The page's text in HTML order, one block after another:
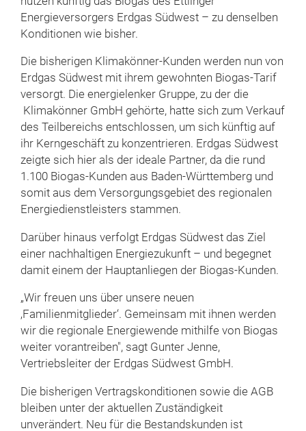
Energieversorgers Erdgas Südwest – zu denselben
Konditionen wie bisher.
Die bisherigen Klimakönner-Kunden werden nun von
Erdgas Südwest mit ihrem gewohnten Biogas-Tarif
versorgt. Die energielenker Gruppe, zu der die
Klimakönner GmbH gehörte, hatte sich zum Verkauf
des Teilbereichs entschlossen, um sich künftig auf
ihr Kerngeschäft zu konzentrieren. Erdgas Südwest
zeigte sich hier als der ideale Partner, da die rund
1.100 Biogas-Kunden aus Baden-Württemberg und
somit aus dem Versorgungsgebiet des regionalen
Energiedienstleisters stammen.
Darüber hinaus verfolgt Erdgas Südwest das Ziel
einer nachhaltigen Energiezukunft – und begegnet
damit einem der Hauptanliegen der Biogas-Kunden.
„Wir freuen uns über unsere neuen
‚Familienmitglieder‘. Gemeinsam mit ihnen werden
wir die regionale Energiewende mithilfe von Biogas
weiter vorantreiben", sagt Gunter Jenne,
Vertriebsleiter der Erdgas Südwest GmbH.
Die bisherigen Vertragskonditionen sowie die AGB
bleiben unter der aktuellen Zuständigkeit
unverändert. Neu für die Bestandskunden ist